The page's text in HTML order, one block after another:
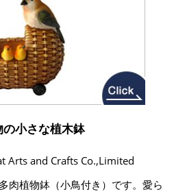
の小さな植木鉢
Arts and Crafts Co.,Limited
肉植物鉢（小鳥付き）です。愛ら